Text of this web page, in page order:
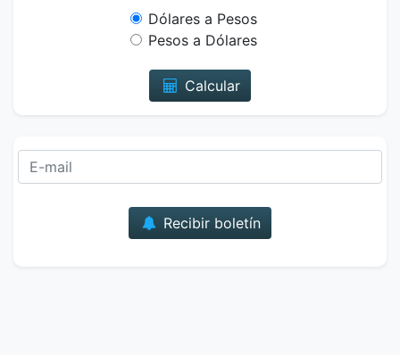
Dólares a Pesos
Pesos a Dólares
Calcular
Recibir boletín